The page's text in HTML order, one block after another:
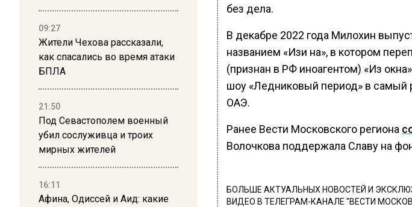
09:27
Жители Чехова рассказали,
как спасались во время атаки
БПЛА
21:50
Под Севастополем военный
убил сослуживца и троих
мирных жителей
16:11
Афина, Одиссей и Аид: какие
без дела.
В декабре 2022 года Милохин
названием «Изи на», в котором
(признан в РФ иноагентом) «Из
шоу «Ледниковый период» в самый
ОАЭ.
Ранее Вести Московского региона
Волочкова поддержала Славу на
БОЛЬШЕ АКТУАЛЬНЫХ НОВОСТЕЙ И
ВИДЕО В ТЕЛЕГРАМ-КАНАЛЕ "ВЕСТИ